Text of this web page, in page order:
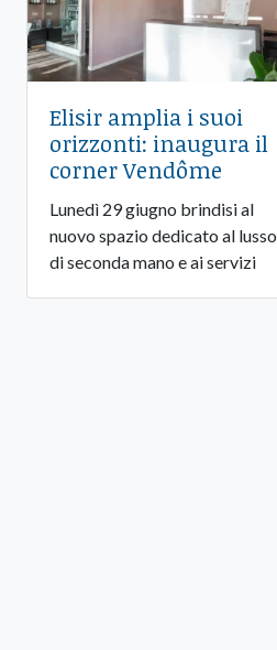
Elisir amplia i suoi
orizzonti: inaugura il
corner Vendôme
Lunedì 29 giugno brindisi al
nuovo spazio dedicato al lusso
di seconda mano e ai servizi